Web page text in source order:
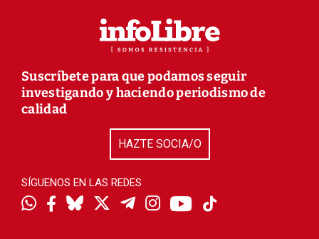
Suscríbete para que podamos seguir
investigando y haciendo periodismo de
calidad
HAZTE SOCIA/O
SÍGUENOS EN LAS REDES